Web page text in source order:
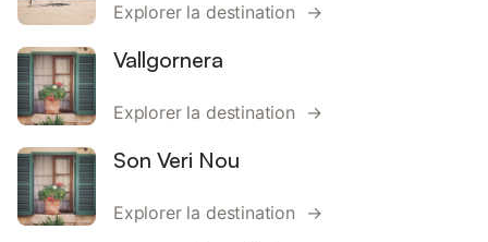
Explorer la destination →
Vallgornera
Explorer la destination →
Son Veri Nou
Explorer la destination →